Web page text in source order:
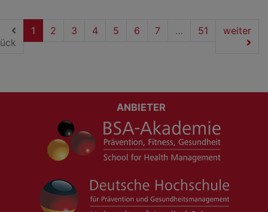
1 (current)
2 3 4 5 6 7 … 51 weiter
ANBIETER